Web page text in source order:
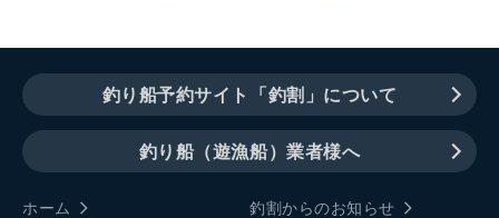
釣り船予約サイト「釣割」について
釣り船（遊漁船）業者様へ
ホーム
釣割からのお知らせ